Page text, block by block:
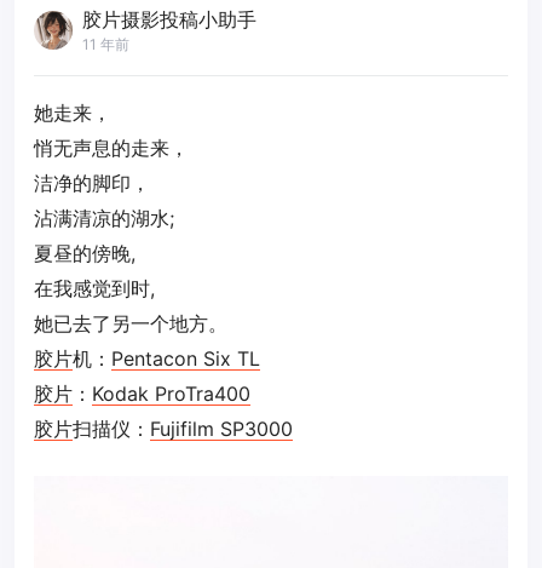
胶片摄影投稿小助手
11 年前
她走来，
悄无声息的走来，
洁净的脚印，
沾满清凉的湖水;
夏昼的傍晚,
在我感觉到时,
她已去了另一个地方。
胶片机： Pentacon Six TL
胶片 ： Kodak ProTra400
胶片扫描仪： Fujifilm SP3000